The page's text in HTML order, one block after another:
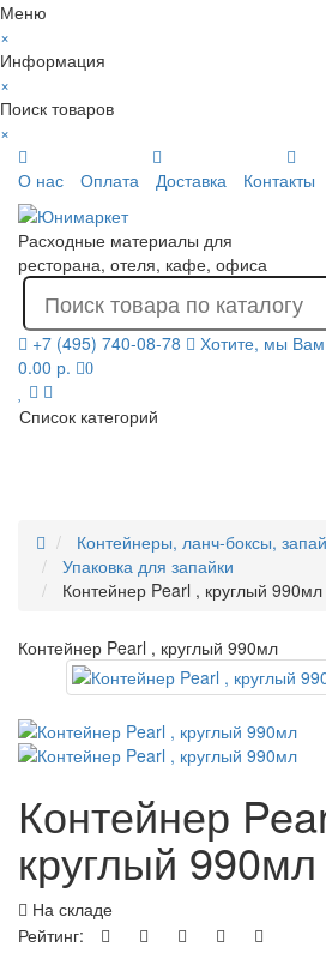
Меню
×
Информация
×
Поиск товаров
×
О нас
Оплата Доставка Контакты
Расходные материалы для
ресторана, отеля, кафе, офиса
+7 (495) 740-08-78
Хотите, мы
0.00 р.
0
Список категорий
Контейнеры, ланч-боксы,
Упаковка для запайки
Контейнер Pearl , круглый 990мл
Контейнер Pearl , круглый 990мл
Контейнер
круглый 990мл
На складе
Рейтинг: